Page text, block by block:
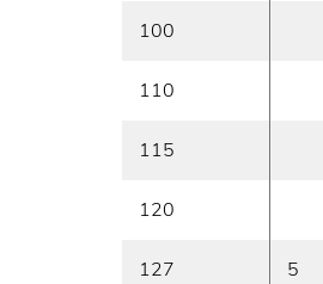
100
110
115
120
127 5